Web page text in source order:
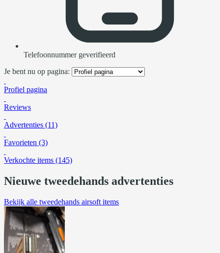
Telefoonnummer geverifieerd
Je bent nu op pagina:
Profiel pagina
Reviews
Advertenties (11)
Favorieten (3)
Verkochte items (145)
Nieuwe tweedehands advertenties
Bekijk alle tweedehands airsoft items